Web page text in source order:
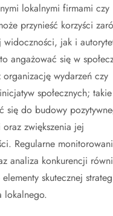
lokalnymi firmami czy
przynieść korzyści
widoczności, jak i
angażować się w
wydarzeń czy
społecznych;
się do budowy
zwiększenia jej
Regularne
analiza konkurencji
skutecznej
lokalnego.